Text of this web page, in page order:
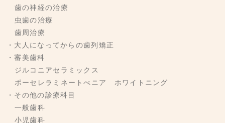
歯の神経の治療
虫歯の治療
歯周治療
・大人になってからの歯列矯正
・審美歯科
ジルコニアセラミックス
ポーセレラミネートべニア ホワイトニング
・その他の診療科目
一般歯科
小児歯科